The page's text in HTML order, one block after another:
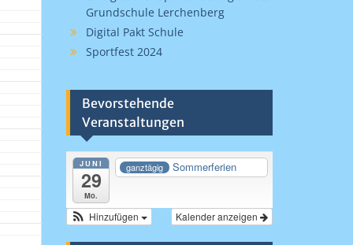
Grundschule Lerchenberg
Digital Pakt Schule
Sportfest 2024
Bevorstehende
Veranstaltungen
JUNI
29
Mo.
ganztägig Sommerferien
Kalender anzeigen
Hinzufügen